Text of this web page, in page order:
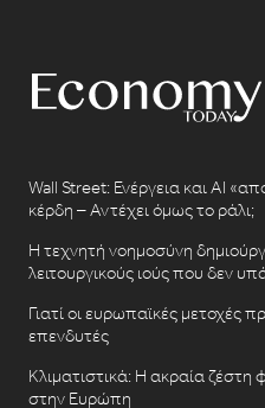
Wall Street: Ενέργεια και AI
κέρδη – Αντέχει όμως το ράλι;
Η τεχνητή νοημοσύνη
λειτουργικούς ιούς που δεν
Γιατί οι ευρωπαϊκές μετοχές
επενδυτές
Κλιματιστικά: Η ακραία ζέστη
στην Ευρώπη